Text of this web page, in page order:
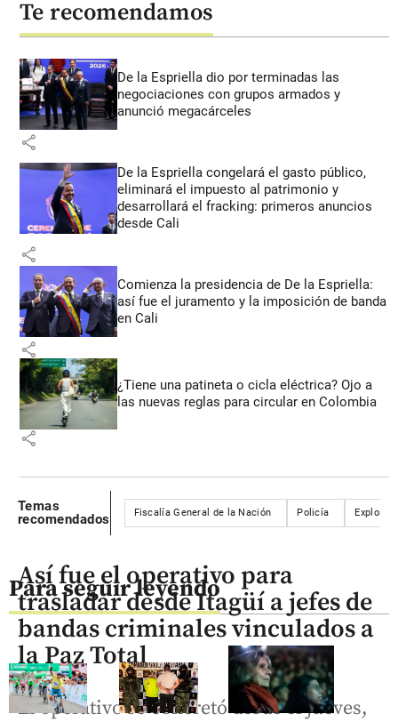
Te recomendamos
De la Espriella dio por terminadas las
negociaciones con grupos armados y
anunció megacárceles
share
De la Espriella congelará el gasto público,
eliminará el impuesto al patrimonio y
desarrollará el fracking: primeros anuncios
desde Cali
share
Comienza la presidencia de De la Espriella:
así fue el juramento y la imposición de banda
en Cali
share
¿Tiene una patineta o cicla eléctrica? Ojo a
las nuevas reglas para circular en Colombia
share
Temas
recomendados
Fiscalía General de la Nación Policía
Para seguir leyendo
Así fue el operativo para
trasladar desde Itagüí a jefes de
bandas criminales vinculados a
la Paz Total
El operativo se concretó desde el jueves,